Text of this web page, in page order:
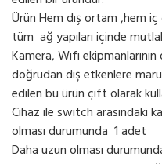
Ürün Hem dış ortam ,hem
tüm ağ yapıları içinde
Kamera, Wıfı
doğrudan dış etkenlere
edilen bu ürün çift olarak
Cihaz ile switch arasındaki
olması durumunda 1 adet
Daha uzun olması